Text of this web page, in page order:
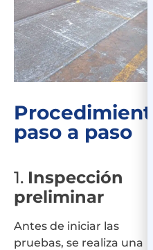
Procedimiento
paso a paso
1. Inspección
preliminar
Antes de iniciar las
pruebas, se realiza una